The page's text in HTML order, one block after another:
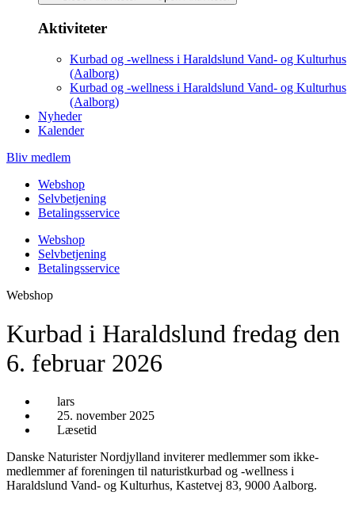
Aktiviteter
Kurbad og -wellness i Haraldslund Vand- og Kulturhus
(Aalborg)
Kurbad og -wellness i Haraldslund Vand- og Kulturhus
(Aalborg)
Nyheder
Kalender
Bliv medlem
Webshop
Selvbetjening
Betalingsservice
Webshop
Selvbetjening
Betalingsservice
Webshop
Kurbad i Haraldslund fredag den
6. februar 2026
lars
25. november 2025
Læsetid
Danske Naturister Nordjylland inviterer medlemmer som ikke-
medlemmer af foreningen til naturistkurbad og -wellness i
Haraldslund Vand- og Kulturhus, Kastetvej 83, 9000 Aalborg.